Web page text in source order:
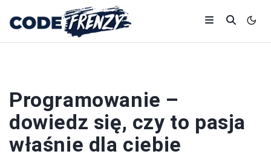
Programowanie –
dowiedz się, czy to pasja
właśnie dla ciebie